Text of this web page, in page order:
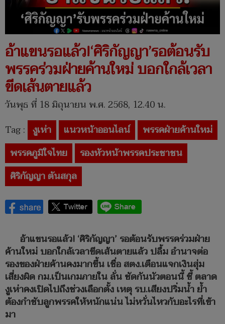
อ้าแขนรอแล้ว!‘ศิริกัญญา’รอต้อนรับ
พรรคร่วมฝ่ายค้านใหม่ บอกใกล้เวลา
ขีดเส้นตายแล้ว
วันพุธ ที่ 18 มิถุนายน พ.ศ. 2568, 12.40 น.
Tag : งูเห่า แนวหน้าออนไลน์
พรรคฝ่ายค้านใหม่
พรรคภูมิใจไทย
รองหัวหน้าพรรคประชาชน
ศิริกัญญา ตันสกุล
อ้าแขนรอแล้ว! ‘ศิริกัญญา’ รอต้อนรับพรรคร่วมฝ่าย
ค้านใหม่ บอกใกล้เวลาขีดเส้นตายแล้ว ปลื้ม อำนาจต่อ
รองของฝ่ายค้านคงมากขึ้น เชื่อ สตง.เตือนแจกเงินสุ่ม
เสี่ยงผิด กม.เป็นเกมภายใน ลั่น ซัดกันนัวตอนนี้ ชี้ ตลาด
งูเห่าคงเปิดไปถึงช่วงเลือกตั้ง เหตุ รบ.เสียงปริ่มน้ำ ย้ำ
ต้องกำชับลูกพรรคให้หนักแน่น ไม่หวั่นไหวกับอะไรที่เข้า
มา